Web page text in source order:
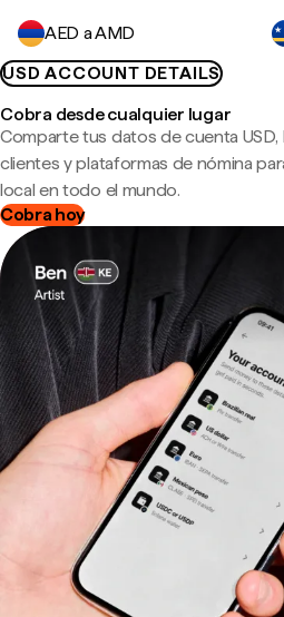
AED a AMD
USD ACCOUNT DETAILS
Cobra desde cualquier lugar
Comparte tus datos de cuenta USD,
clientes y plataformas de nómina
local en todo el mundo.
Cobra hoy